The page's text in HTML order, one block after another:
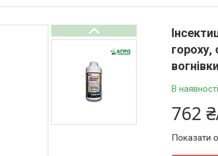
гороху,
вогнівки
В наявності
762
Показати